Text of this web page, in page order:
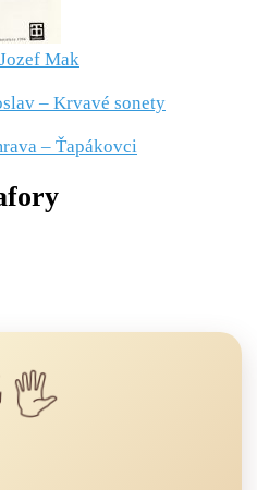
Mak
– Krvavé sonety
– Ťapákovci